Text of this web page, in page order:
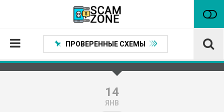
Проверенные способы заработка
ПРОВЕРЕННЫЕ СХЕМЫ
14
ЯНВ